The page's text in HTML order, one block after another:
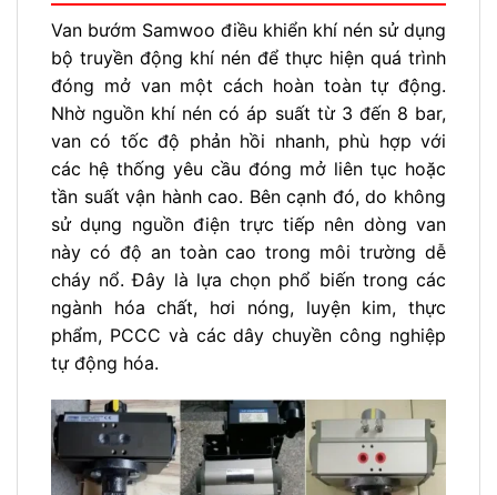
Van bướm Samwoo điều khiển khí nén sử dụng
bộ truyền động khí nén để thực hiện quá trình
đóng mở van một cách hoàn toàn tự động.
Nhờ nguồn khí nén có áp suất từ 3 đến 8 bar,
van có tốc độ phản hồi nhanh, phù hợp với
các hệ thống yêu cầu đóng mở liên tục hoặc
tần suất vận hành cao. Bên cạnh đó, do không
sử dụng nguồn điện trực tiếp nên dòng van
này có độ an toàn cao trong môi trường dễ
cháy nổ. Đây là lựa chọn phổ biến trong các
ngành hóa chất, hơi nóng, luyện kim, thực
phẩm, PCCC và các dây chuyền công nghiệp
tự động hóa.